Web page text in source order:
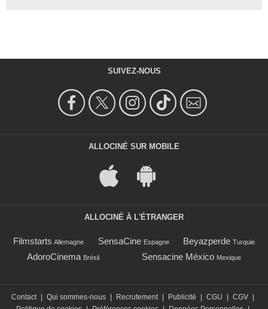
SUIVEZ-NOUS
ALLOCINÉ SUR MOBILE
ALLOCINÉ À L'ÉTRANGER
Filmstarts Allemagne SensaCine Espagne Beyazperde Turquie
AdoroCinema Brésil Sensacine México Mexique
Contact Qui sommes-nous Recrutement Publicité CGU CGV